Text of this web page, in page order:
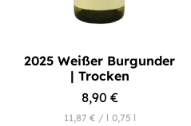
2025 Weißer Burgunder
| Trocken
8,90 €
11,87 € / l 0,75 l